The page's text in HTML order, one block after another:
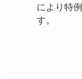
により特
す。